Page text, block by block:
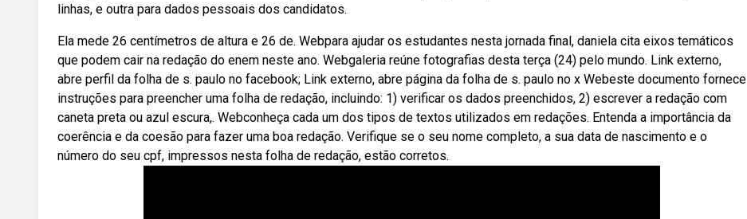
linhas, e outra para dados pessoais dos candidatos.
Ela mede 26 centímetros de altura e 26 de. Webpara ajudar os estudantes nesta jornada final, daniela cita eixos temáticos
que podem cair na redação do enem neste ano. Webgaleria reúne fotografias desta terça (24) pelo mundo. Link externo,
abre perfil da folha de s. paulo no facebook; Link externo, abre página da folha de s. paulo no x Webeste documento fornece
instruções para preencher uma folha de redação, incluindo: 1) verificar os dados preenchidos, 2) escrever a redação com
caneta preta ou azul escura,. Webconheça cada um dos tipos de textos utilizados em redações. Entenda a importância da
coerência e da coesão para fazer uma boa redação. Verifique se o seu nome completo, a sua data de nascimento e o
número do seu cpf, impressos nesta folha de redação, estão corretos.